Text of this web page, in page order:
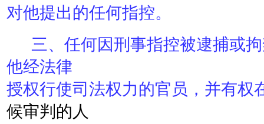
对他提出的任何指控。
三、任何因刑事指控被逮捕或
他经法律
授权行使司法权力的官员，并有权
候审判的人